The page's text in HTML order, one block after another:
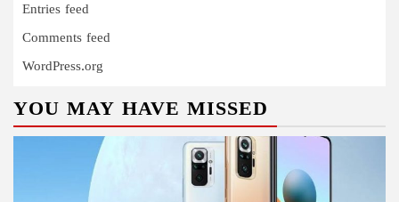
Entries feed
Comments feed
WordPress.org
YOU MAY HAVE MISSED